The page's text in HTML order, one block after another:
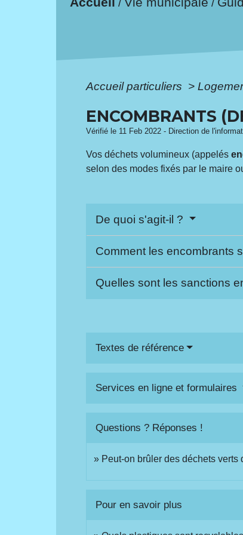
/ /
Accueil particuliers >
ENCOMBRANTS
Vérifié le 11 Feb 2022 - Direction de
Vos déchets volumineux (appelés
selon des modes fixés par le maire
De quoi s'agit-il ?
Comment les encombrants
Quelles sont les sanctions
Textes de référence
Services en ligne et formulaires
Questions ? Réponses !
Peut-on brûler des déchets
Pour en savoir plus